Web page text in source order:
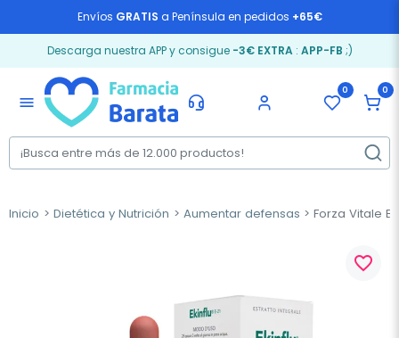
Envíos GRATIS a Península en pedidos +65€
Descarga nuestra APP y consigue -3€ EXTRA: APP-FB ;)
menu
0 0
Inicio Dietética y Nutrición Aumentar defensas Forza Vitale
favorite_border